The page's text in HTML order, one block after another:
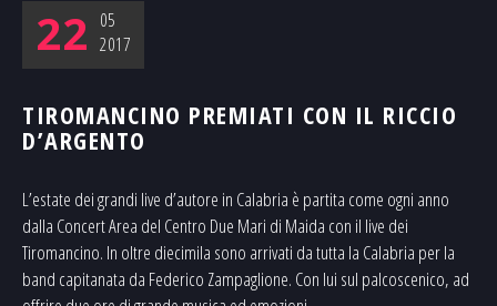
22 05
2017
TIROMANCINO PREMIATI CON IL RICCIO
D’ARGENTO
L’estate dei grandi live d’autore in Calabria è partita come ogni anno
dalla Concert Area del Centro Due Mari di Maida con il live dei
Tiromancino. In oltre diecimila sono arrivati da tutta la Calabria per la
band capitanata da Federico Zampaglione. Con lui sul palcoscenico, ad